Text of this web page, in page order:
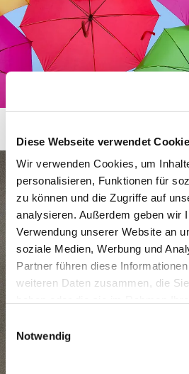
Diese Webseite verwendet
Wir verwenden Cookies, um
personalisieren, Funktionen für
zu können und die Zugriffe auf
analysieren. Außerdem geben wir
Verwendung unserer Website an
soziale Medien, Werbung und
Partner führen diese
weiteren Daten zusammen, die
Notwendig